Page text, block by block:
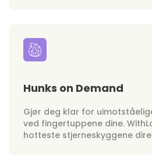
Hunks on Demand
Gjør deg klar for
ved fingertuppene dine.
hotteste stjerneskyggene